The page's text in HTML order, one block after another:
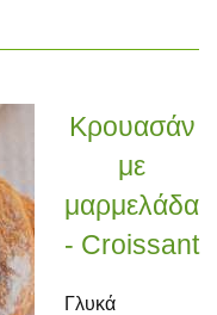
Κρουασάν
με
μαρμελάδα
- Croissant
Γλυκά